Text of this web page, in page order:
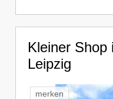
Kleiner Shop
Leipzig
merken